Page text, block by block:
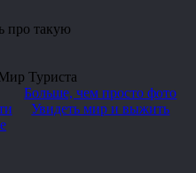
про такую
Туриста
Больше, чем просто фото
Увидеть мир и выжить